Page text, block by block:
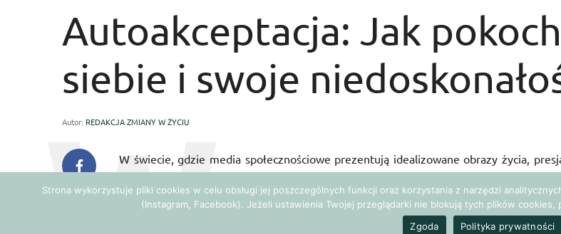
Autoakceptacja: Jak
siebie i swoje
Autor: REDAKCJA ZMIANY W ŻYCIU
W świecie, gdzie media społecznościowe prezentują idealizowane obrazy życia,
poczucia wartości, niezależnie od tych zewnętrznych oczekiwań. Ale jak nauczyć się
siebie i swoje niedoskonałości? Ten artykuł stworzyłam z myślą o milionach osób
Strona wykorzystuje pliki cookies w celu obsługi jej poszczególnych funkcji oraz korzystania z narzędzi
(Instagram, Facebook). Jeżeli ustawienia Twojej przeglądarki nie blokują tych plików
Zgoda
Polityka prywatności